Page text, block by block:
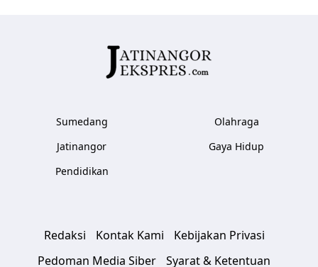
Sumedang
Jatinangor
Pendidikan
Olahraga
Gaya Hidup
Redaksi Kontak Kami
Kebijakan Privasi
Pedoman Media Siber
Syarat & Ketentuan